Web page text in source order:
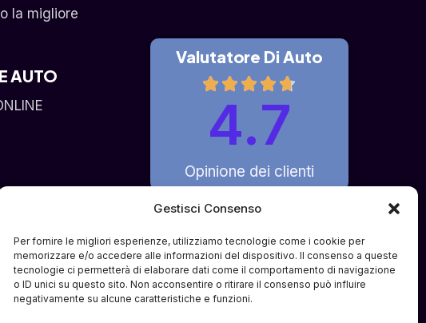
Gestisci Consenso
Per fornire le migliori esperienze, utilizziamo tecnologie come i cookie per
memorizzare e/o accedere alle informazioni del dispositivo. Il consenso a queste
tecnologie ci permetterà di elaborare dati come il comportamento di navigazione
o ID unici su questo sito. Non acconsentire o ritirare il consenso può influire
negativamente su alcune caratteristiche e funzioni.
la migliore
AUTO
Valutatore Di Auto
Opinione dei clienti
4.7
servizio offerto è di pura intermediazione
a portali e partner terzi specializzati. Il
trattative o compravendite tra l'utente e i